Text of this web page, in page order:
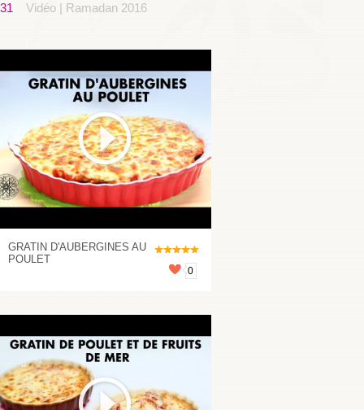
31 Vidéo | Ramadan 2016
GRATIN D'AUBERGINES AU
POULET
0